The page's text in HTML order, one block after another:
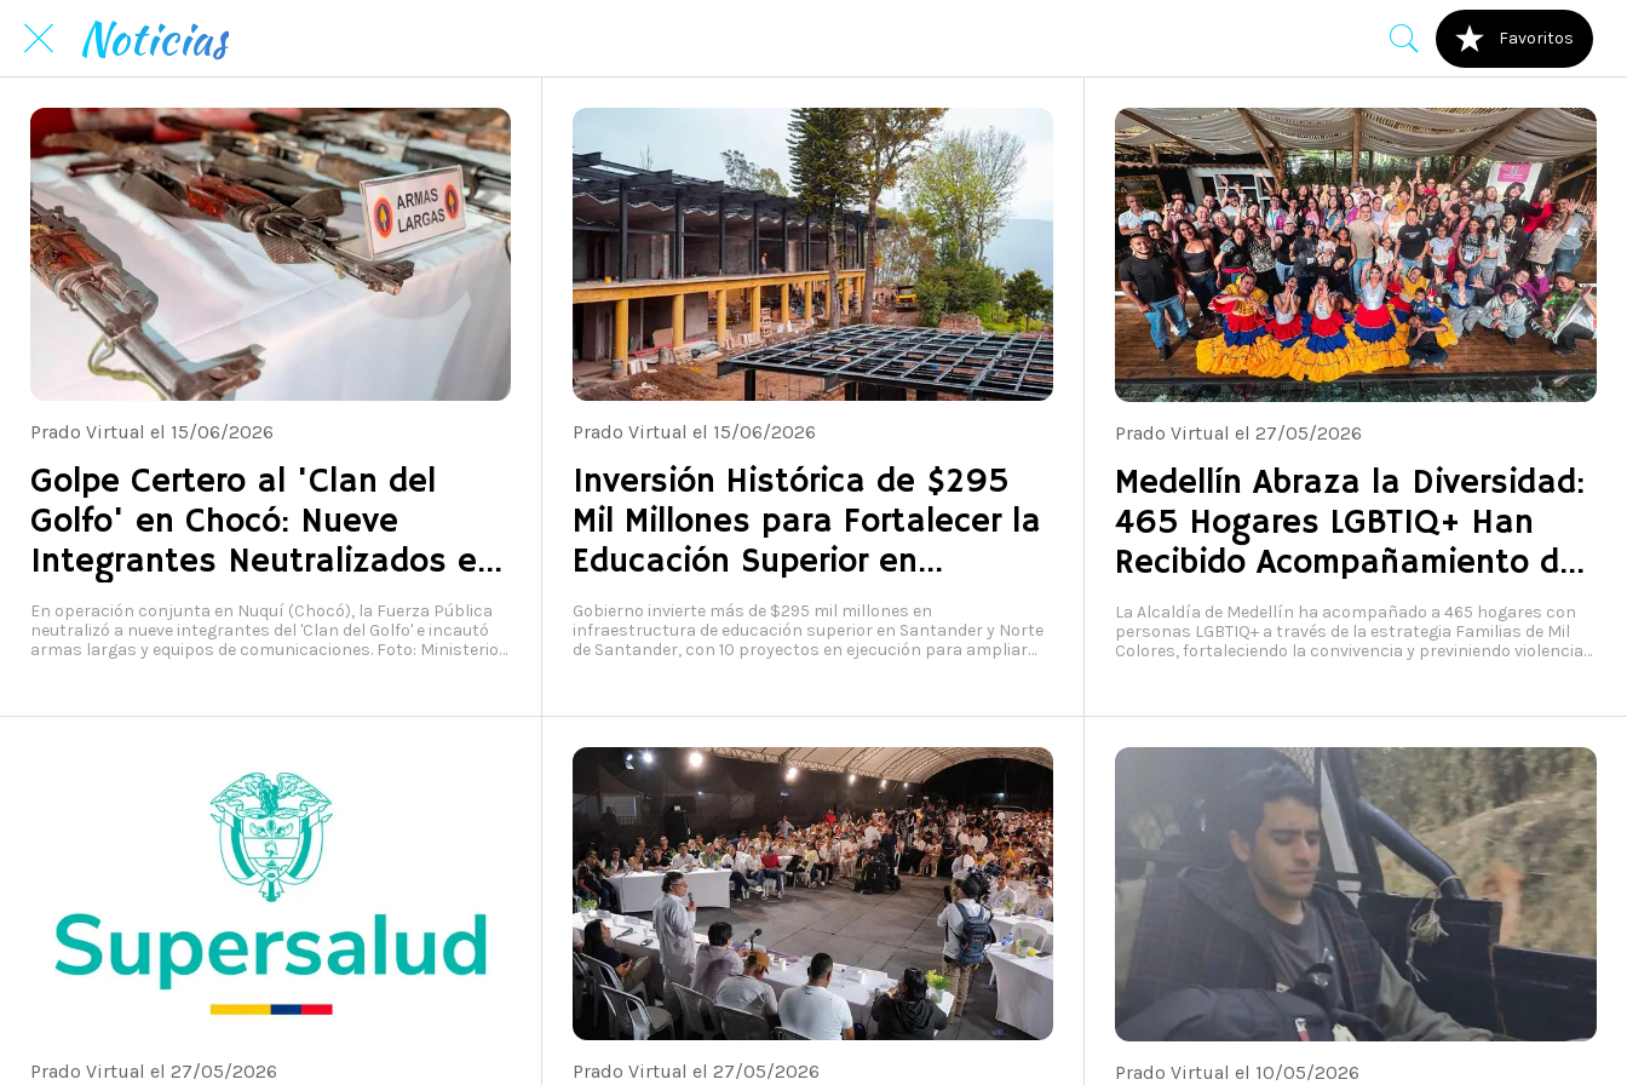
Noticias Favoritos
Prado Virtual el 15/06/2026
Golpe Certero al 'Clan del
Golfo' en Chocó: Nueve
Integrantes Neutralizados en
Operación Militar
En operación conjunta en Nuquí (Chocó), la Fuerza Pública
neutralizó a nueve integrantes del 'Clan del Golfo' e incautó
armas largas y equipos de comunicaciones. Foto: Ministerio
Prado Virtual el 15/06/2026
Inversión Histórica de $295
Mil Millones para Fortalecer la
Educación Superior en
Santanderes
Gobierno invierte más de $295 mil millones en
infraestructura de educación superior en Santander y Norte
de Santander, con 10 proyectos en ejecución para ampliar
Prado Virtual el 27/05/2026
Medellín Abraza la Diversidad:
465 Hogares LGBTIQ+ Han
Recibido Acompañamiento del
Distrito
La Alcaldía de Medellín ha acompañado a 465 hogares con
personas LGBTIQ+ a través de la estrategia Familias de Mil
Colores, fortaleciendo la convivencia y previniendo violencias.
Prado Virtual el 27/05/2026 Prado Virtual el 27/05/2026 Prado Virtual el 10/05/2026